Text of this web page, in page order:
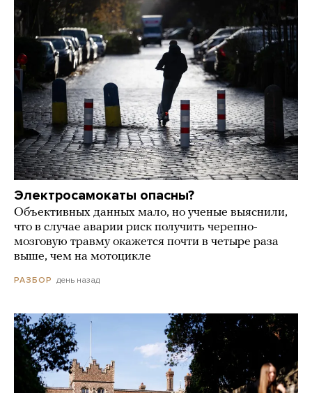
Электросамокаты опасны?
Объективных данных мало, но ученые выяснили,
что в случае аварии риск получить черепно-
мозговую травму окажется почти в четыре раза
выше, чем на мотоцикле
РАЗБОР день назад